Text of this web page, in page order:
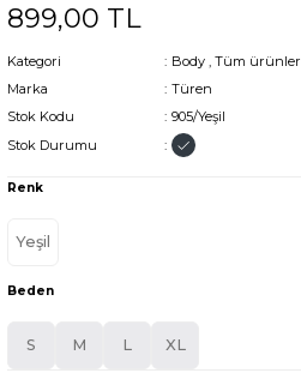
899,00 TL
Kategori Body , Tüm ürünler
Marka
Türen
Stok Kodu
905/Yeşil
Stok Durumu
Renk
Yeşil
Beden
S M L XL